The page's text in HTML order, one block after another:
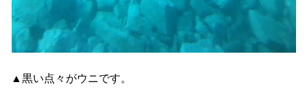
▲黒い点々がウニです。